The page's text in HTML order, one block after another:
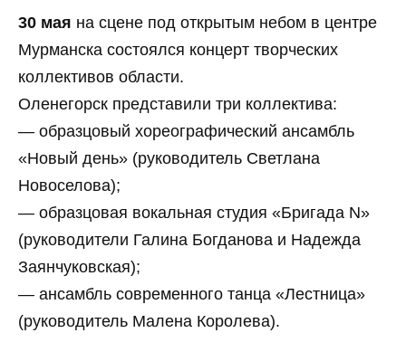
30 мая на сцене под открытым небом в центре
Мурманска состоялся концерт творческих
коллективов области.
Оленегорск представили три коллектива:
— образцовый хореографический ансамбль
«Новый день» (руководитель Светлана
Новоселова);
— образцовая вокальная студия «Бригада N»
(руководители Галина Богданова и Надежда
Заянчуковская);
— ансамбль современного танца «Лестница»
(руководитель Малена Королева).